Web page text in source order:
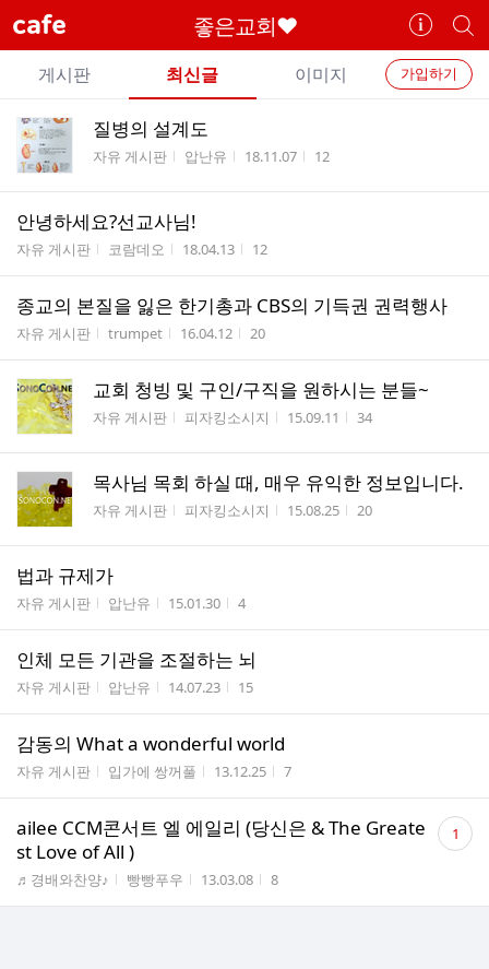
cafe 좋은교회♥
카
페
정
보
개
별
카
페
카
페
메
뉴
가입하기
게시판 최신글 이미지
전
체
글
리
질병의 설계도
게시판명
자유 게시판 작성자
압난유 작성시간
18.11.07 조회수
12
안녕하세요?선교사님!
게시판명
자유 게시판 작성자
코람데오 작성시간
18.04.13 조회수
12
종교의 본질을 잃은 한기총과 CBS의 기득권 권력행사
게시판명
자유 게시판 작성자
trumpet 작성시간
16.04.12 조회수
20
교회 청빙 및 구인/구직을 원하시는 분들~
게시판명
자유 게시판 작성자
피자킹소시지 작성시간
15.09.11 조회수
34
목사님 목회 하실 때, 매우 유익한 정보입니다.
게시판명
자유 게시판 작성자
피자킹소시지 작성시간
15.08.25 조회수
20
법과 규제가
게시판명
자유 게시판 작성자
압난유 작성시간
15.01.30 조회수
4
인체 모든 기관을 조절하는 뇌
게시판명
자유 게시판 작성자
압난유 작성시간
14.07.23 조회수
15
감동의 What a wonderful world
게시판명
자유 게시판 작성자
입가에 쌍꺼풀 작성시간
13.12.25 조회수
7
ailee CCM콘서트 엘 에일리 (당신은 & The Greate
st Love of All )
게시판명
♬경배와찬양♪ 작성자
빵빵푸우 작성시간
13.03.08 조회수
8
댓
글 1